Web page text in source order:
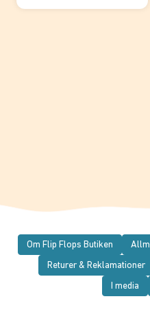
Om Flip Flops Butiken
Returer & Reklamationer
I media